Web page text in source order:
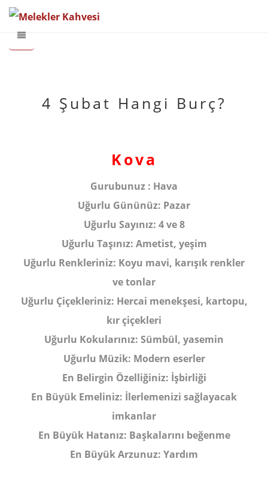
4 Şubat Hangi Burç?
Kova
Gurubunuz : Hava
Uğurlu Gününüz: Pazar
Uğurlu Sayınız: 4 ve 8
Uğurlu Taşınız: Ametist, yeşim
Uğurlu Renkleriniz: Koyu mavi, karışık renkler
ve tonlar
Uğurlu Çiçekleriniz: Hercai menekşesi, kartopu,
kır çiçekleri
Uğurlu Kokularınız: Sümbül, yasemin
Uğurlu Müzik: Modern eserler
En Belirgin Özelliğiniz: İşbirliği
En Büyük Emeliniz: İlerlemenizi sağlayacak
imkanlar
En Büyük Hatanız: Başkalarını beğenme
En Büyük Arzunuz: Yardım